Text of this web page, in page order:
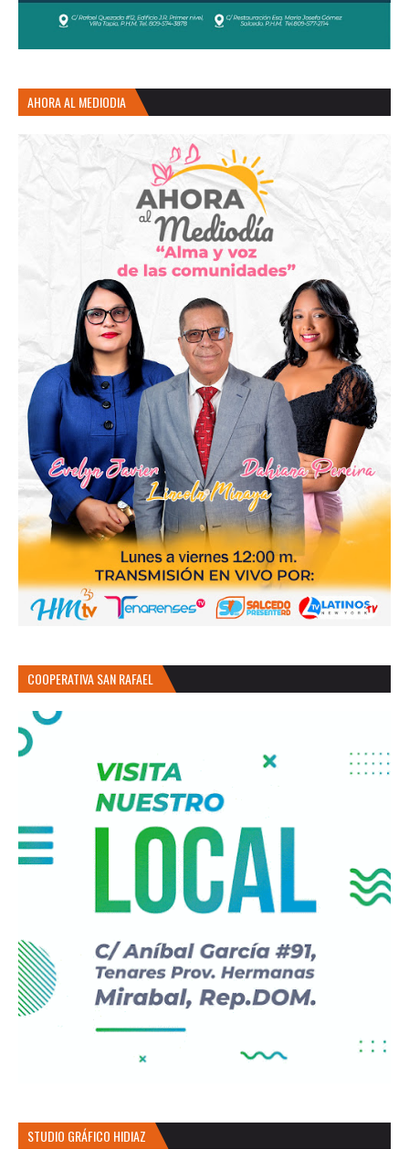
AHORA AL MEDIODIA
COOPERATIVA SAN RAFAEL
STUDIO GRÁFICO HIDIAZ